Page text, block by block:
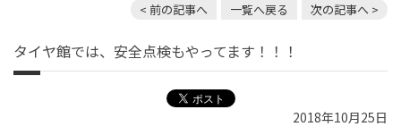
< 前の記事へ 一覧へ戻る 次の記事へ >
タイヤ館では、安全点検もやってます！！！
2018年10月25日